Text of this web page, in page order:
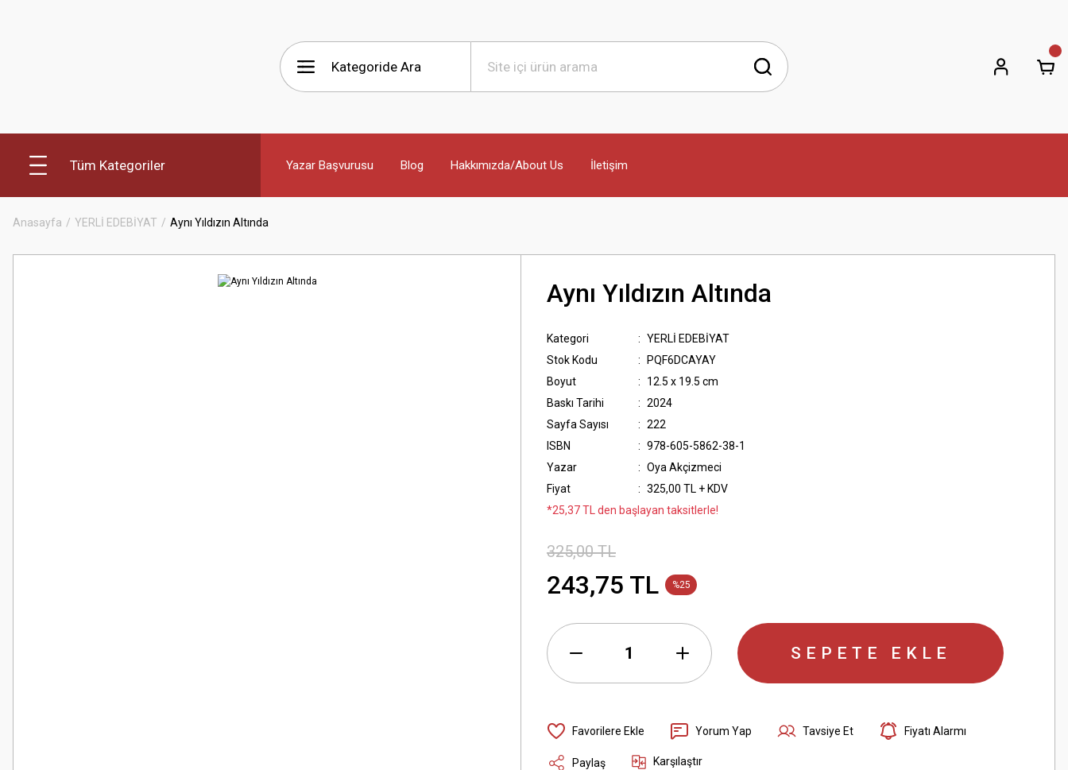
Tüm Kategoriler Yazar Başvurusu Blog Hakkımızda/About Us İletişim
Anasayfa YERLİ EDEBİYAT Aynı Yıldızın Altında
Aynı Yıldızın Altında
Kategori
YERLİ EDEBİYAT
Stok Kodu
PQF6DCAYAY
Boyut
12.5 x 19.5 cm
Baskı Tarihi
2024
Sayfa Sayısı
222
ISBN
978-605-5862-38-1
Yazar
Oya Akçizmeci
Fiyat
325,00 TL + KDV
*25,37 TL den başlayan taksitlerle!
325,00 TL
243,75 TL %25
SEPETE EKLE
Yorum Yap Tavsiye Et Fiyatı Alarmı
Paylaş Karşılaştır